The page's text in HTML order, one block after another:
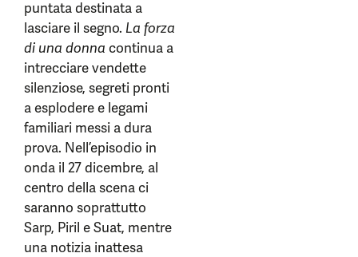
puntata destinata a
lasciare il segno. La forza
di una donna continua a
intrecciare vendette
silenziose, segreti pronti
a esplodere e legami
familiari messi a dura
prova. Nell’episodio in
onda il 27 dicembre, al
centro della scena ci
saranno soprattutto
Sarp, Piril e Suat, mentre
una notizia inattesa